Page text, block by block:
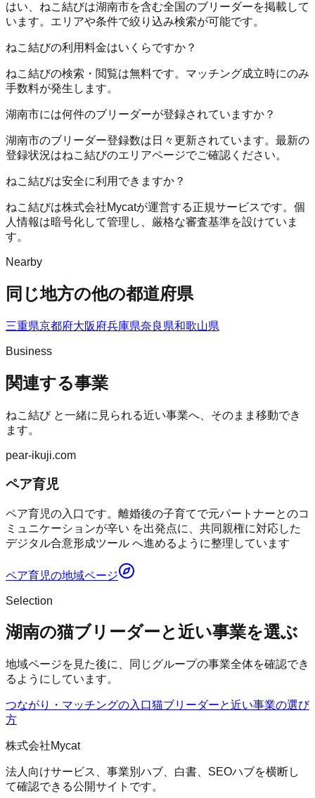
はい、ねこ結びは湖南市を含む全国のブリーダーを掲載して
います。エリアや条件で絞り込み検索が可能です。
ねこ結びの利用料金はいくらですか？
ねこ結びの検索・閲覧は無料です。マッチング成立時にのみ
手数料が発生します。
湖南市には何件のブリーダーが登録されていますか？
湖南市のブリーダー登録数は日々更新されています。最新の
登録状況はねこ結びのエリアページでご確認ください。
ねこ結びは安全に利用できますか？
ねこ結びは株式会社Mycatが運営する正規サービスです。個
人情報は暗号化して管理し、厳格な審査基準を設けていま
す。
Nearby
同じ地方の他の都道府県
三重県京都府大阪府兵庫県奈良県和歌山県
Business
関連する事業
ねこ結びと一緒に見られる近い事業へ、そのまま移動でき
ます。
pear-ikuji.com
ペア育児
ペア育児の入口です。離婚後の子育てで元パートナーとのコ
ミュニケーションが辛い を出発点に、共同親権に対応した
デジタル合意形成ツール へ進めるように整理しています
ペア育児の地域ページ
Selection
湖南の猫ブリーダーと近い事業を選ぶ
地域ページを見た後に、同じグループの事業全体を確認でき
るようにしています。
つながり・マッチングの入口猫ブリーダーと近い事業の選び
方
株式会社Mycat
法人向けサービス、事業別ハブ、白書、SEOハブを横断し
て確認できる公開サイトです。